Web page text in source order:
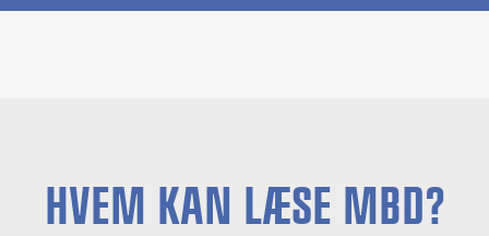
HVEM KAN LÆSE MBD?